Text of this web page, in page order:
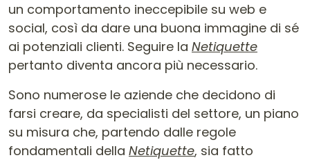
un comportamento ineccepibile su web e
social, così da dare una buona immagine di sé
ai potenziali clienti. Seguire la Netiquette
pertanto diventa ancora più necessario.
Sono numerose le aziende che decidono di
farsi creare, da specialisti del settore, un piano
su misura che, partendo dalle regole
fondamentali della Netiquette, sia fatto